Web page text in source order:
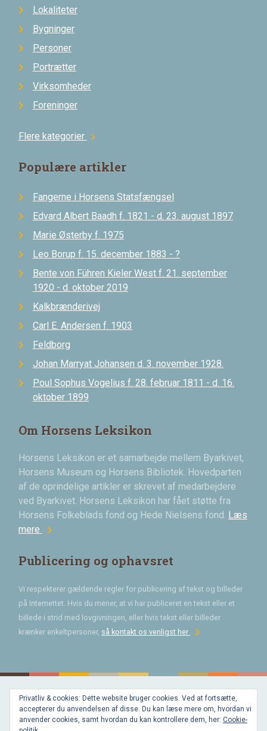
Lokaliteter
Bygninger
Personer
Portrætter
Virksomheder
Foreninger
Flere kategorier chevron_right
Populære artikler
Fangerne i Horsens Statsfængsel
Edvard Albert Baadh f. 1821 - d. 23. august 1897
Marie Østerby f. 1975
Leo Borup f. 15. december 1883 - ?
Bente von Führen Kieler West f. 21. september
1920 - d. oktober 2019
Kalkbrænderivej
Carl E. Andersen f. 1903
Feldborg
Johan Marryat Johansen d. 3. november 1928.
Poul Sophus Vogelius f. 28. februar 1811 - d. 16.
oktober 1899
Om Horsens Leksikon
Horsens Leksikon er et samarbejde mellem Byarkivet,
Horsens Museum og Horsens Bibliotek. Hovedparten
af de oprindelige artikler er skrevet af medarbejdere
ved Byarkivet. Horsens Leksikon har fået støtte fra
Horsens Folkeblads fond og Hede Nielsens fond. Læs
mere chevron_right
Publicering og ophavsret
Vi respekterer gældende regler for publicering af tekst og billeder
på Internettet. Hvis du mener, at vi har publiceret en tekst eller et
billede i strid med lovgivningen, eller hvis tekst eller billeder
krænker enkeltpersoner, så kontakt os venligst herchevron_right
Bygget med
WordPressog
favoriteaf
Privatliv & cookies: Dette website bruger cookies. Ved at fortsætte,
accepterer du anvendelsen af disse. Du kan læse mere om, hvordan vi
anvender cookies, samt hvordan du kan kontrollere dem, her: Cookie-